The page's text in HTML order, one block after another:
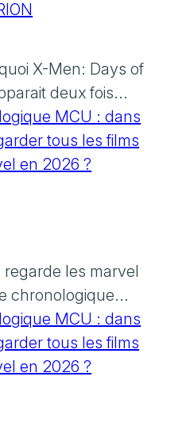
X-Men: Days of
deux fois...
MCU : dans
tous les films
en 2026 ?
regarde les marvel
chronologique...
MCU : dans
tous les films
en 2026 ?